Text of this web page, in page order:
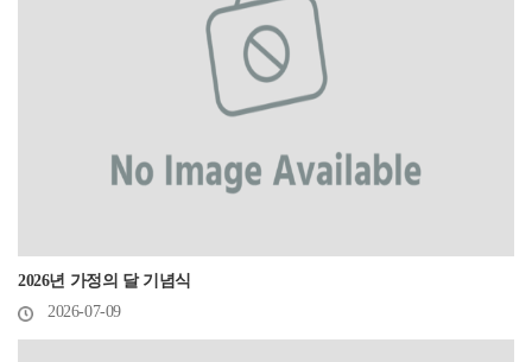
2026년 가정의 달 기념식
2026-07-09